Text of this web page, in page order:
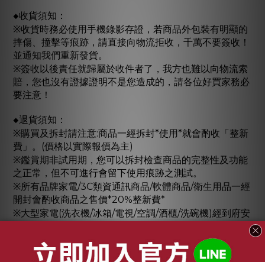
◆收貨須知：
※收貨時務必使用手機錄影存證，若商品外包裝有明顯的
摔傷、撞擊等痕跡，請直接向物流拒收，千萬不要簽收！
並通知我們重新發貨。
※簽收以後責任就歸屬於收件者了，我方也難以向物流索
賠，您也沒有證據證明不是您造成的，請各位好買家務必
要注意！
◆退貨須知：
※購買及拆封請注意:商品一經拆封*使用*就會酌收「整新
費」。(價格以實際報價為主)
※鑑賞期非試用期，您可以拆封檢查商品的完整性及功能
之正常，但不可進行會留下使用痕跡之測試。
※所有品牌家電/3C類資通訊商品/軟體商品/衛生用品一經
開封會酌收商品之售價*20%整新費*
※大型家電(洗衣機/冰箱/電視/空調/酒櫃/洗碗機)經到府安
◆若商品寄出但我不要了：